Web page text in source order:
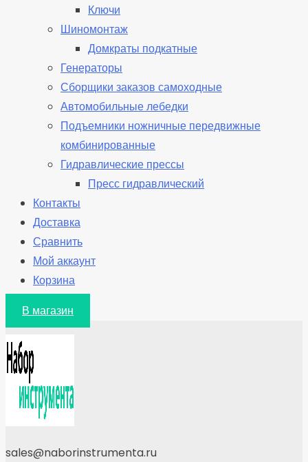
Ключи
Шиномонтаж
Домкраты подкатные
Генераторы
Сборщики заказов самоходные
Автомобильные лебедки
Подъемники ножничные передвижные
комбинированные
Гидравлические прессы
Пресс гидравлический
Контакты
Доставка
Сравнить
Мой аккаунт
Корзина
В магазин
sales@naborinstrumenta.ru